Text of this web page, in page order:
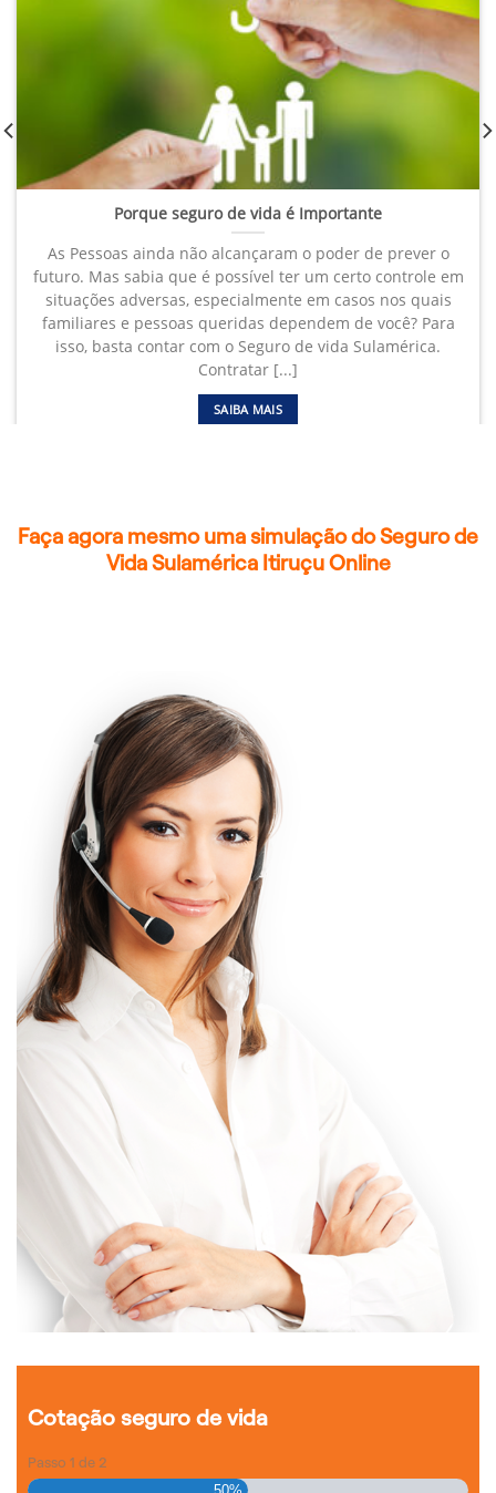
Porque seguro de vida é Importante
As Pessoas ainda não alcançaram o poder de prever o
futuro. Mas sabia que é possível ter um certo controle em
situações adversas, especialmente em casos nos quais
familiares e pessoas queridas dependem de você? Para
isso, basta contar com o Seguro de vida Sulamérica.
Contratar [...]
SAIBA MAIS
Faça agora mesmo uma simulação do Seguro de
Vida Sulamérica Itiruçu Online
Cotação seguro de vida
Passo 1 de 2